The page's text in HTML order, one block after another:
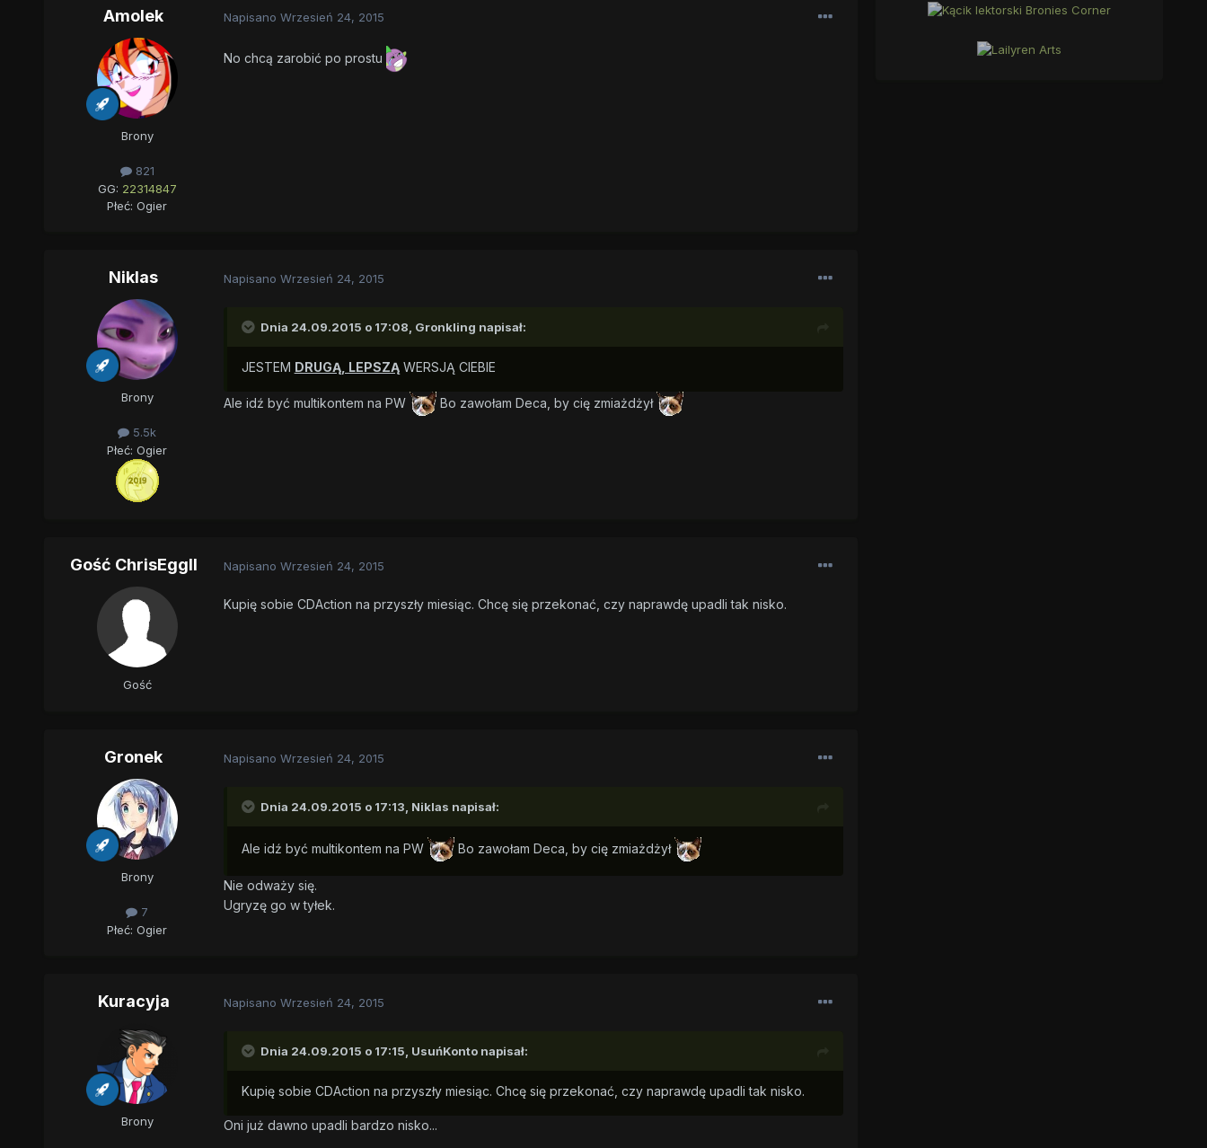
Amolek
Brony
821
GG: 22314847
Płeć: Ogier
Napisano Wrzesień 24, 2015
No chcą zarobić po prostu
Niklas
Brony
5.5k
Płeć: Ogier
Napisano Wrzesień 24, 2015
Dnia 24.09.2015 o 17:08, Gronkling napisał:
JESTEM DRUGĄ, LEPSZĄWERSJĄ CIEBIE
Ale idź być multikontem na PW Bo zawołam Deca, by cię zmiażdżył
Gość ChrisEggII
Gość
Napisano Wrzesień 24, 2015
Kupię sobie CDAction na przyszły miesiąc. Chcę się przekonać, czy naprawdę upadli tak nisko.
Gronek
Brony
7
Płeć: Ogier
Napisano Wrzesień 24, 2015
Dnia 24.09.2015 o 17:13, Niklas napisał:
Ale idź być multikontem na PW Bo zawołam Deca, by cię zmiażdżył
Nie odważy się.
Ugryzę go w tyłek.
Kuracyja
Brony
Napisano Wrzesień 24, 2015
Dnia 24.09.2015 o 17:15, UsuńKontonapisał:
Kupię sobie CDAction na przyszły miesiąc. Chcę się przekonać, czy naprawdę upadli tak nisko.
Oni już dawno upadli bardzo nisko...